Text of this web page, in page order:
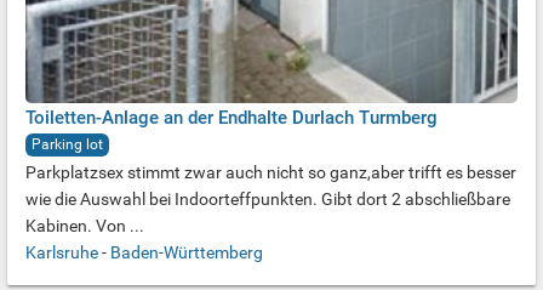
Toiletten-Anlage an der Endhalte Durlach Turmberg
Parking lot
Parkplatzsex stimmt zwar auch nicht so ganz,aber trifft es besser
wie die Auswahl bei Indoorteffpunkten. Gibt dort 2 abschließbare
Kabinen. Von ...
Karlsruhe- Baden-Württemberg